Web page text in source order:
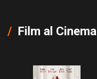
Film al Cinema